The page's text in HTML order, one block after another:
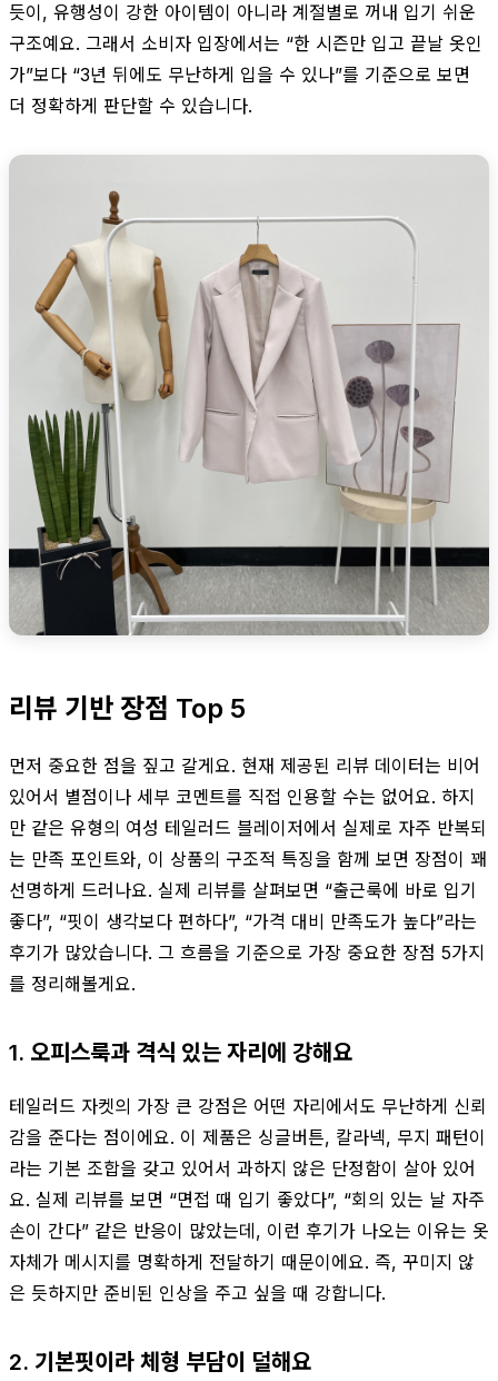
듯이, 유행성이 강한 아이템이 아니라 계절별로 꺼내 입기 쉬운
구조예요. 그래서 소비자 입장에서는 “한 시즌만 입고 끝날 옷인
가”보다 “3년 뒤에도 무난하게 입을 수 있나”를 기준으로 보면
더 정확하게 판단할 수 있습니다.
리뷰 기반 장점 Top 5
먼저 중요한 점을 짚고 갈게요. 현재 제공된 리뷰 데이터는 비어
있어서 별점이나 세부 코멘트를 직접 인용할 수는 없어요. 하지
만 같은 유형의 여성 테일러드 블레이저에서 실제로 자주 반복되
는 만족 포인트와, 이 상품의 구조적 특징을 함께 보면 장점이 꽤
선명하게 드러나요. 실제 리뷰를 살펴보면 “출근룩에 바로 입기
좋다”, “핏이 생각보다 편하다”, “가격 대비 만족도가 높다”라는
후기가 많았습니다. 그 흐름을 기준으로 가장 중요한 장점 5가지
를 정리해볼게요.
1. 오피스룩과 격식 있는 자리에 강해요
테일러드 자켓의 가장 큰 강점은 어떤 자리에서도 무난하게 신뢰
감을 준다는 점이에요. 이 제품은 싱글버튼, 칼라넥, 무지 패턴이
라는 기본 조합을 갖고 있어서 과하지 않은 단정함이 살아 있어
요. 실제 리뷰를 보면 “면접 때 입기 좋았다”, “회의 있는 날 자주
손이 간다” 같은 반응이 많았는데, 이런 후기가 나오는 이유는 옷
자체가 메시지를 명확하게 전달하기 때문이에요. 즉, 꾸미지 않
은 듯하지만 준비된 인상을 주고 싶을 때 강합니다.
2. 기본핏이라 체형 부담이 덜해요